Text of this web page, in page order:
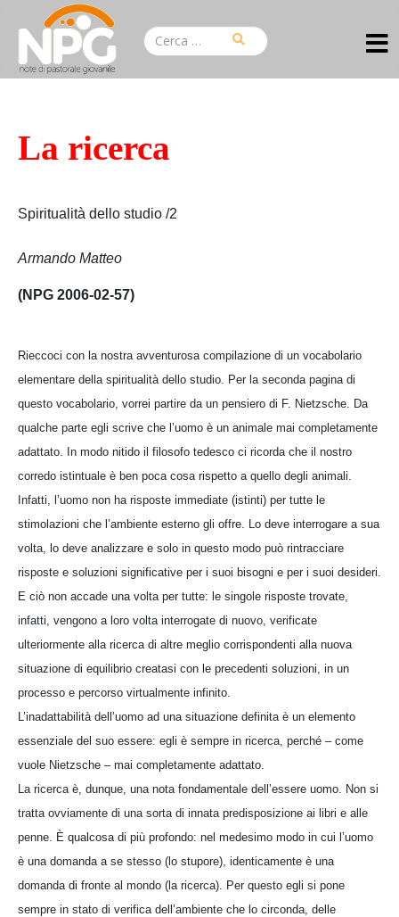
La ricerca
Spiritualità dello studio /2
Armando Matteo
(NPG 2006-02-57)
Rieccoci con la nostra avventurosa compilazione di un vocabolario
elementare della spiritualità dello studio. Per la seconda pagina di
questo vocabolario, vorrei partire da un pensiero di F. Nietzsche. Da
qualche parte egli scrive che l’uomo è un animale mai completamente
adattato. In modo nitido il filosofo tedesco ci ricorda che il nostro
corredo istintuale è ben poca cosa rispetto a quello degli animali.
Infatti, l’uomo non ha risposte immediate (istinti) per tutte le
stimolazioni che l’ambiente esterno gli offre. Lo deve interrogare a sua
volta, lo deve analizzare e solo in questo modo può rintracciare
risposte e soluzioni significative per i suoi bisogni e per i suoi desideri.
E ciò non accade una volta per tutte: le singole risposte trovate,
infatti, vengono a loro volta interrogate di nuovo, verificate
ulteriormente alla ricerca di altre meglio corrispondenti alla nuova
situazione di equilibrio creatasi con le precedenti soluzioni, in un
processo e percorso virtualmente infinito.
L’inadattabilità dell’uomo ad una situazione definita è un elemento
essenziale del suo essere: egli è sempre in ricerca, perché – come
vuole Nietzsche – mai completamente adattato.
La ricerca è, dunque, una nota fondamentale dell’essere uomo. Non si
tratta ovviamente di una sorta di innata predisposizione ai libri e alle
penne. È qualcosa di più profondo: nel medesimo modo in cui l’uomo
è una domanda a se stesso (lo stupore), identicamente è una
domanda di fronte al mondo (la ricerca). Per questo egli si pone
sempre in stato di verifica dell’ambiente che lo circonda, delle